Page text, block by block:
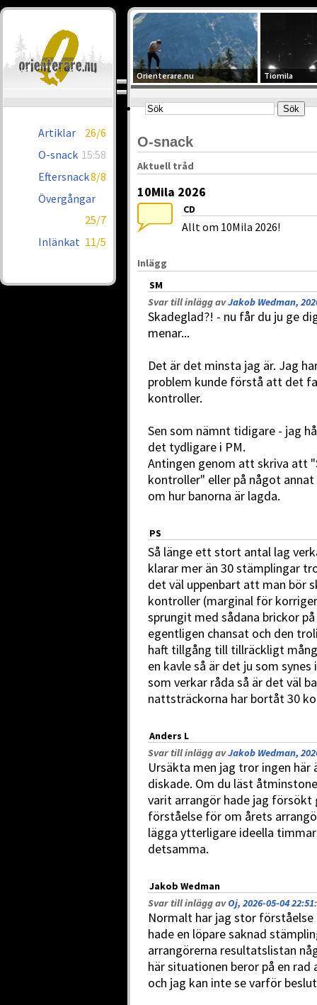
Artiklar
26/6
O-snack 15:58
Eftersnack8/8
Övergångar
25/7
Inlänkat 11/5
Orienterare.nu Tiomila
O-snack
Aktuell tråd
10Mila 2026
CD
Allt om 10Mila 2026!
Inlägg
SM
Svar till inlägg avJakob Wedman,
Skadeglad?! - nu får du ju ge
menar...
Det är det minsta jag är. Jag
problem kunde förstå att det
kontroller.
Sen som nämnt tidigare - jag
det tydligare i PM.
Antingen genom att skriva att
kontroller" eller på något
om hur banorna är lagda.
PS
Så länge ett stort antal lag
klarar mer än 30 stämplingar
det väl uppenbart att man bör
kontroller (marginal för
sprungit med sådana brickor
egentligen chansat och den
haft tillgång till tillräckligt
en kavle så är det ju som
som verkar råda så är det väl
nattsträckorna har bortåt 30
Anders L
Svar till inlägg avJakob Wedman,
Ursäkta men jag tror ingen
diskade. Om du läst
varit arrangör hade jag försökt
förståelse för om årets
lägga ytterligare ideella
detsamma.
Jakob Wedman
Svar till inlägg avOj, 2026-05-04 22:51:
Normalt har jag stor
hade en löpare saknad
arrangörerna resultatslistan
här situationen beror på en
och jag kan inte se varför